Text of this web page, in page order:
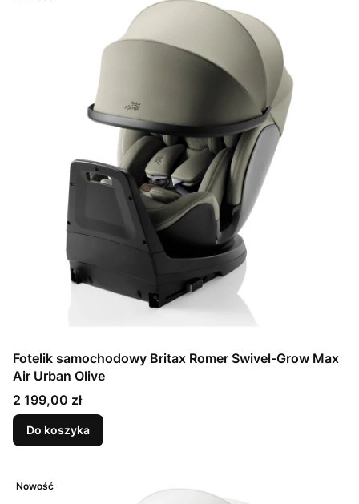
Fotelik samochodowy Britax Romer Swivel-Grow Max
Air Urban Olive
Cena
2 199,00 zł
Do koszyka
Nowość